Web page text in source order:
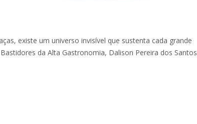
existe um universo invisível que sustenta cada grande
da Alta Gastronomia, Dalison Pereira dos Santos